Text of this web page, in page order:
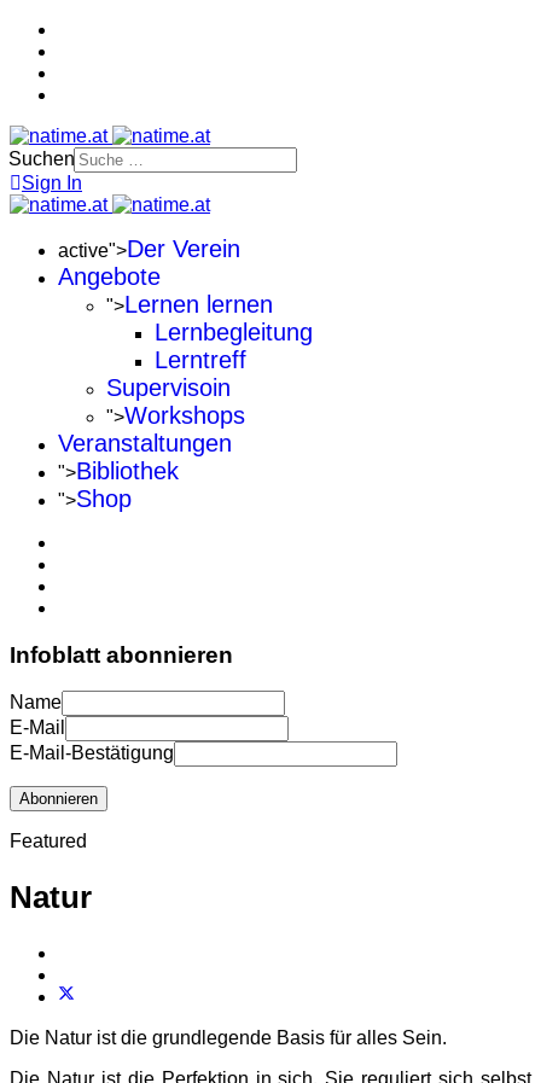
Suchen
Sign In
active">Der Verein
Angebote
">Lernen lernen
Lernbegleitung
Lerntreff
Supervisoin
">Workshops
Veranstaltungen
">Bibliothek
">Shop
Infoblatt abonnieren
Name
E-Mail
E-Mail-Bestätigung
Abonnieren
Featured
Natur
Die Natur ist die grundlegende Basis für alles Sein.
Die Natur ist die Perfektion in sich. Sie reguliert sich selbst